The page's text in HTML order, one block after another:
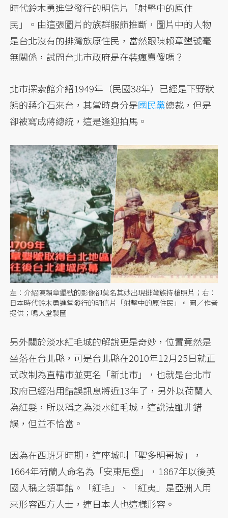
時代鈴木勇進堂發行的明信片「射擊中的原住
民」。由這張圖片的族群服飾推斷，圖片中的人物
是台北沒有的排灣族原住民，當然跟陳賴章墾號毫
無關係，試問台北市政府是在裝瘋賣傻嗎？
北市探索館介紹1949年（民國38年）已經是下野狀
態的蔣介石來台，其當時身分是國民黨總裁，但是
卻被寫成蔣總統，這是逢迎拍馬。
左：介紹陳賴章墾號的影像卻莫名其妙出現排灣族持槍照片；右：
日本時代鈴木勇進堂發行的明信片「射擊中的原住民」。 圖／作者
提供；鳴人堂製圖
另外關於淡水紅毛城的解說更是奇妙，位置竟然是
坐落在台北縣，可是台北縣在2010年12月25日就正
式改制為直轄市並更名「新北市」，也就是台北市
政府已經沿用錯誤訊息將近13年了，另外以荷蘭人
為紅髮，所以稱之為淡水紅毛城，這說法雖非錯
誤，但並不恰當。
因為在西班牙時期，這座城叫「聖多明哥城」，
1664年荷蘭人命名為「安東尼堡」，1867年以後英
國人稱之領事館。「紅毛」、「紅夷」是亞洲人用
來形容西方人士，連日本人也這樣形容。